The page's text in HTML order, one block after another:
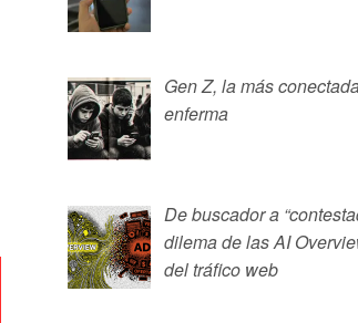
Gen Z, la más
enferma
De buscador a
dilema de las AI
del tráfico web